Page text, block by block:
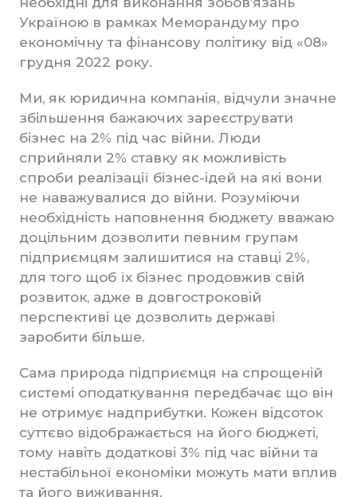
Україною в рамках Меморандуму про
економічну та фінансову політику від «08»
грудня 2022 року.
Ми, як юридична компанія, відчули значне
збільшення бажаючих зареєструвати
бізнес на 2% під час війни. Люди
сприйняли 2% ставку як можливість
спроби реалізації бізнес-ідей на які вони
не наважувалися до війни. Розуміючи
необхідність наповнення бюджету вважаю
доцільним дозволити певним групам
підприємцям залишитися на ставці 2%,
для того щоб їх бізнес продовжив свій
розвиток, адже в довгостроковій
перспективі це дозволить державі
заробити більше.
Сама природа підприємця на спрощеній
системі оподаткування передбачає що він
не отримує надприбутки. Кожен відсоток
суттєво відображається на його бюджеті,
тому навіть додаткові 3% під час війни та
нестабільної економіки можуть мати вплив
та його виживання.